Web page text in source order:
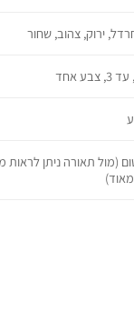
ירוק, צהוב, שחור
(מול תאורה ניתן